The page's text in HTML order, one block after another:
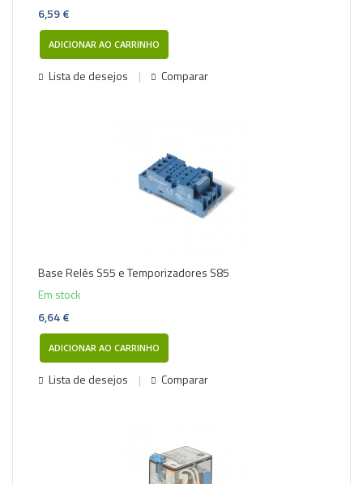
6,59 €
ADICIONAR AO CARRINHO
Lista de desejos Comparar
Base Relés S55 e Temporizadores S85
Em stock
6,64 €
ADICIONAR AO CARRINHO
Lista de desejos Comparar